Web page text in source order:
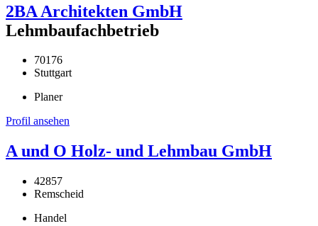
2BA Architekten GmbH
Lehmbaufachbetrieb
70176
Stuttgart
Planer
Profil ansehen
A und O Holz- und Lehmbau GmbH
42857
Remscheid
Handel